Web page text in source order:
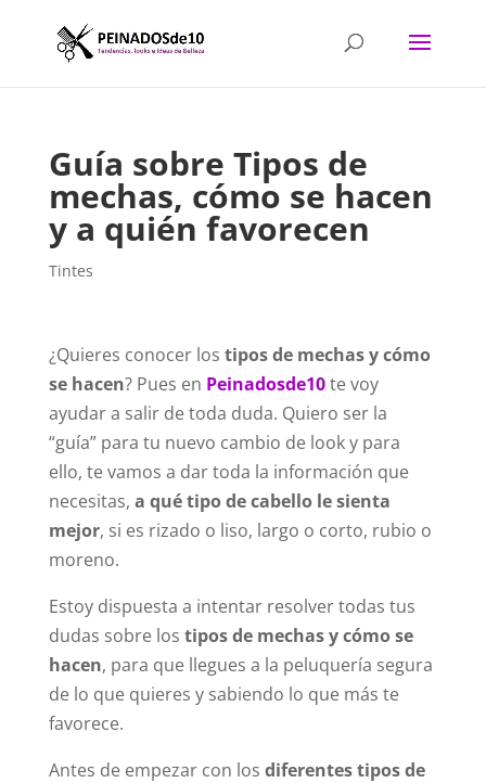
Guía sobre Tipos de
mechas, cómo se hacen
y a quién favorecen
Tintes
¿Quieres conocer los tipos de mechas y cómo
se hacen? Pues en Peinadosde10te voy
ayudar a salir de toda duda. Quiero ser la
“guía” para tu nuevo cambio de look y para
ello, te vamos a dar toda la información que
necesitas, a qué tipo de cabello le sienta
mejor, si es rizado o liso, largo o corto, rubio o
moreno.
Estoy dispuesta a intentar resolver todas tus
dudas sobre los tipos de mechas y cómo se
hacen, para que llegues a la peluquería segura
de lo que quieres y sabiendo lo que más te
favorece.
Antes de empezar con los diferentes tipos de